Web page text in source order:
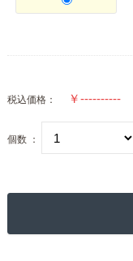
税込価格：
個数 ：